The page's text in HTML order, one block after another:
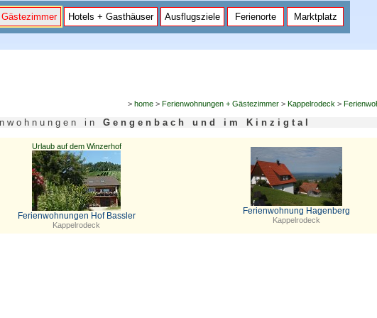
Gästezimmer Hotels + Gasthäuser Ausflugsziele Ferienorte Marktplatz
> home> Ferienwohnungen + Gästezimmer> Kappelrodeck >
n w o h n u n g e n i n G e n g e n b a c h u n d i m K i n z i g t a l
Urlaub auf dem Winzerhof
Ferienwohnungen Hof Bassler
Kappelrodeck
Ferienwohnung Hagenberg
Kappelrodeck